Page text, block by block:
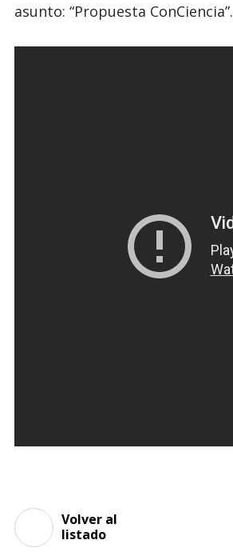
asunto: “Propuesta ConCiencia”.
Volver al
listado